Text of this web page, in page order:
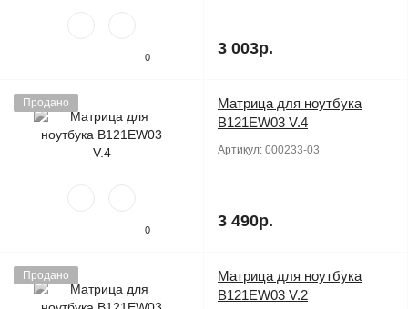
0 3 003р.
Продано
0
Матрица для ноутбука
B121EW03 V.4
Артикул: 000233-03
3 490р.
Продано
Матрица для ноутбука
B121EW03 V.2